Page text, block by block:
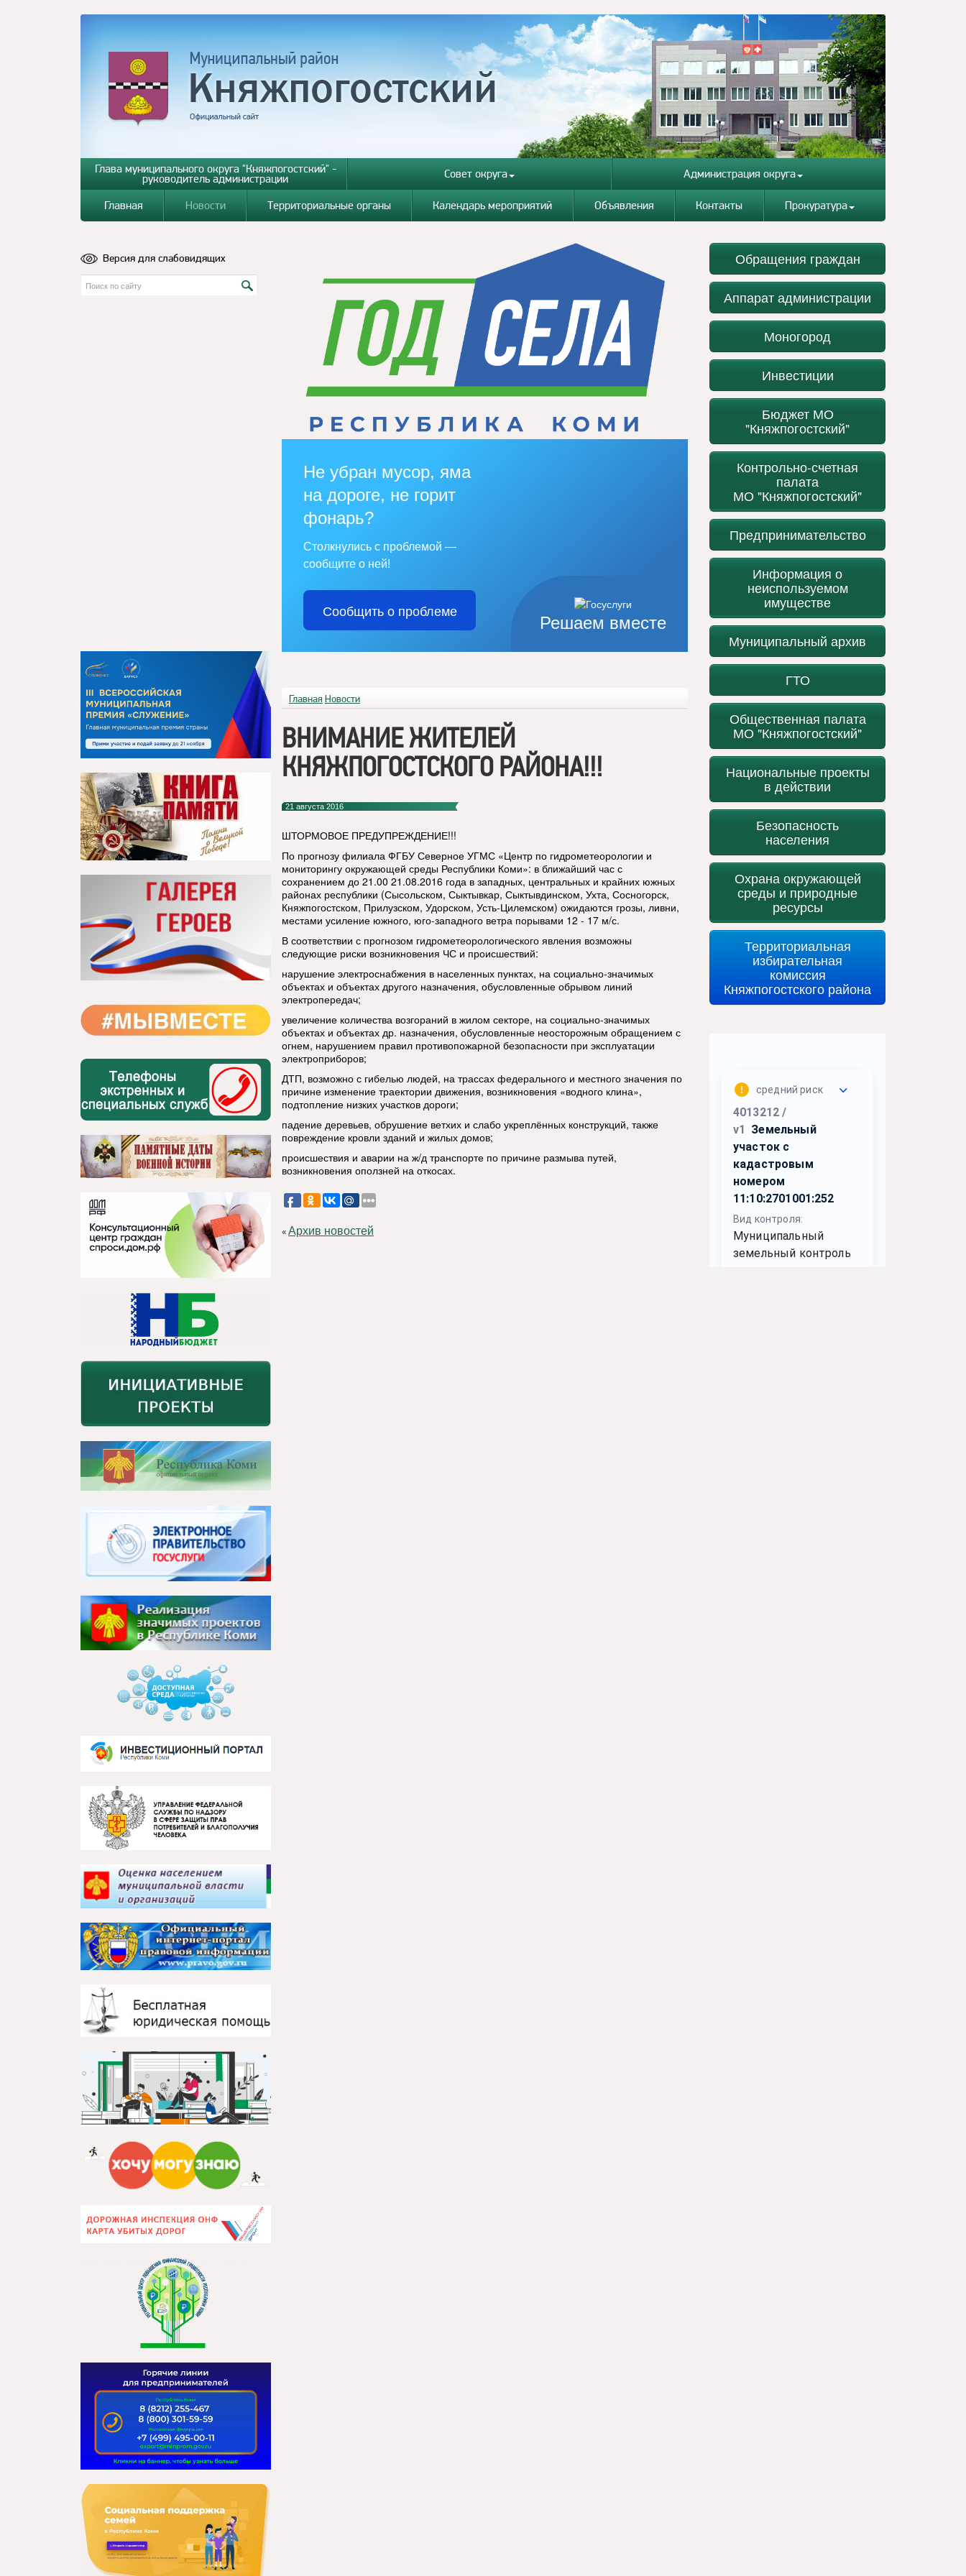
Глава муниципального округа "Княжпогостский" -
руководитель администрации Совет округа Администрация округа
Главная Новости Территориальные органы Календарь мероприятий Объявления Контакты Прокуратура
Версия для слабовидящих
Решаем вместе
Не убран мусор, яма
на дороге, не горит
фонарь?
Столкнулись с проблемой —
сообщите о ней!
Сообщить о проблеме
Главная Новости
ВНИМАНИЕ ЖИТЕЛЕЙ
КНЯЖПОГОСТСКОГО РАЙОНА!!!
21 августа 2016
ШТОРМОВОЕ ПРЕДУПРЕЖДЕНИЕ!!!
По прогнозу филиала ФГБУ Северное УГМС «Центр по гидрометеорологии и
мониторингу окружающей среды Республики Коми»: в ближайший час с
сохранением до 21.00 21.08.2016 года в западных, центральных и крайних южных
районах республики (Сысольском, Сыктывкар, Сыктывдинском, Ухта, Сосногорск,
Княжпогостском, Прилузском, Удорском, Усть-Цилемском) ожидаются грозы, ливни,
местами усиление южного, юго-западного ветра порывами 12 - 17 м/с.
В соответствии с прогнозом гидрометеорологического явления возможны
следующие риски возникновения ЧС и происшествий:
нарушение электроснабжения в населенных пунктах, на социально-значимых
объектах и объектах другого назначения, обусловленные обрывом линий
электропередач;
увеличение количества возгораний в жилом секторе, на социально-значимых
объектах и объектах др. назначения, обусловленные неосторожным обращением с
огнем, нарушением правил противопожарной безопасности при эксплуатации
электроприборов;
ДТП, возможно с гибелью людей, на трассах федерального и местного значения по
причине изменение траектории движения, возникновения «водного клина»,
подтопление низких участков дороги;
падение деревьев, обрушение ветхих и слабо укреплённых конструкций, также
повреждение кровли зданий и жилых домов;
происшествия и аварии на ж/д транспорте по причине размыва путей,
возникновения оползней на откосах.
«Архив новостей
Обращения граждан
Аппарат администрации
Моногород
Инвестиции
Бюджет МО
"Княжпогостский"
Контрольно-счетная
палата
МО "Княжпогостский"
Предпринимательство
Информация о
неиспользуемом
имуществе
Муниципальный архив
ГТО
Общественная палата
МО "Княжпогостский"
Национальные проекты
в действии
Безопасность
населения
Охрана окружающей
среды и природные
ресурсы
Территориальная
избирательная
комиссия
Княжпогостского района